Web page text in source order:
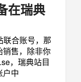
在瑞典
联合账号，那
销售，除非你
，瑞典站目
户中